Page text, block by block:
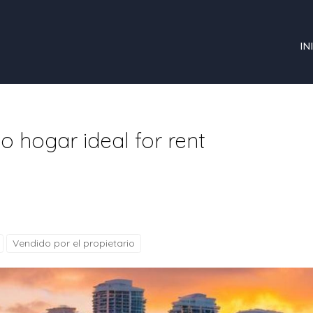
hogar ideal for rent
Vendido por el propietario